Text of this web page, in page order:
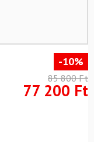
-10%
85 800Ft
77 200 Ft